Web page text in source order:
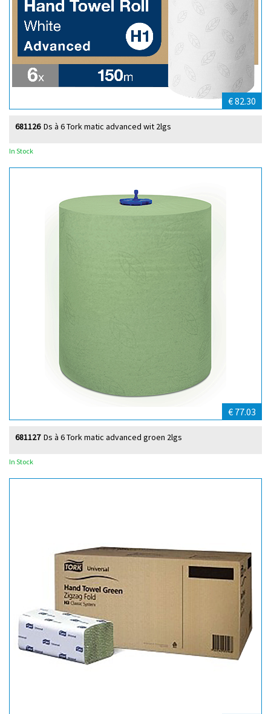
€ 82.30
Ds à 6 Tork matic advanced wit 2lgs
681126
In Stock
€ 77.03
Ds à 6 Tork matic advanced groen 2lgs
681127
In Stock